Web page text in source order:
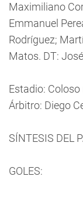
Maximiliano
Emmanuel
Rodríguez;
Matos. DT:
Estadio:
Árbitro: Diego
SÍNTESIS DEL
GOLES: